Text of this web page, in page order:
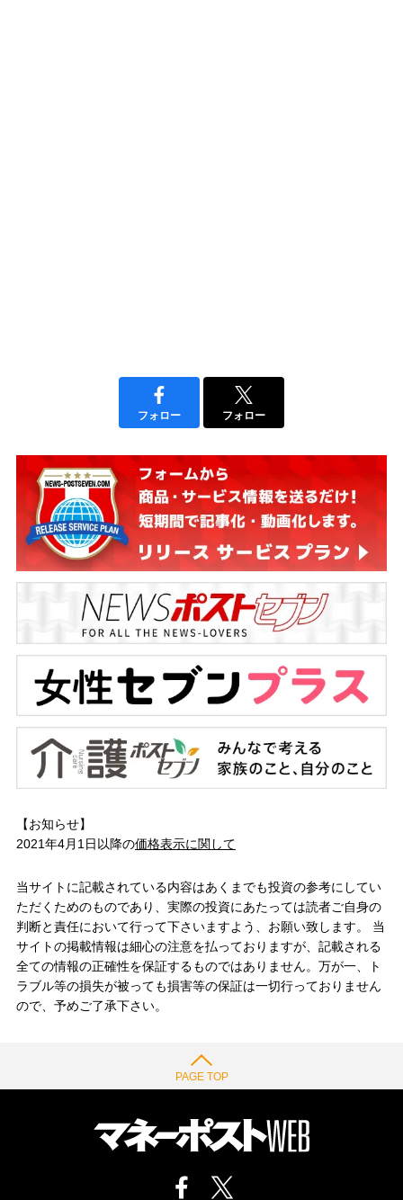
フォロー フォロー
【お知らせ】
2021年4月1日以降の価格表示に関して
当サイトに記載されている内容はあくまでも投資の参考にしてい
ただくためのものであり、実際の投資にあたっては読者ご自身の
判断と責任において行って下さいますよう、お願い致します。 当
サイトの掲載情報は細心の注意を払っておりますが、記載される
全ての情報の正確性を保証するものではありません。万が一、ト
ラブル等の損失が被っても損害等の保証は一切行っておりません
ので、予めご了承下さい。
PAGE TOP